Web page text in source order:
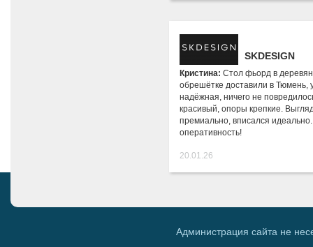
SKDESIGN
Кристина: Стол фьорд в
обрешётке доставили в Тюмень,
надёжная, ничего не
красивый, опоры крепкие.
премиально, вписался
оперативность!
20.01.26
Администрация сайта не